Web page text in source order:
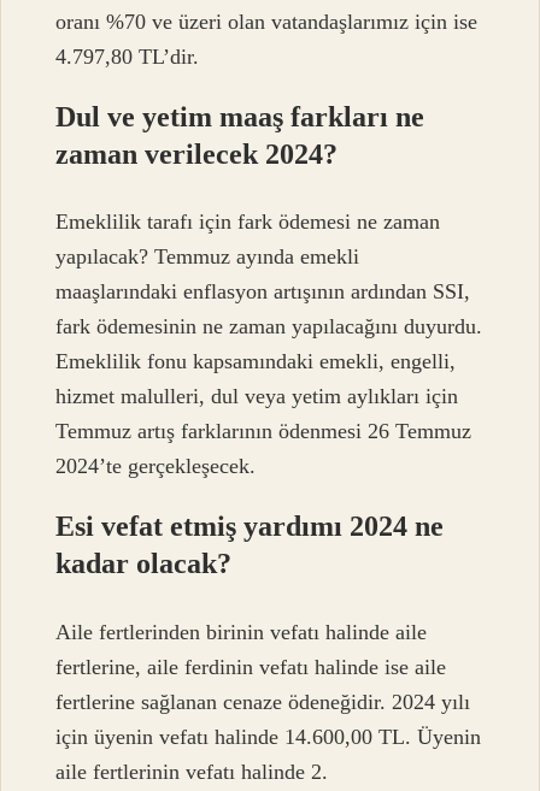
oranı %70 ve üzeri olan vatandaşlarımız için ise
4.797,80 TL’dir.
Dul ve yetim maaş farkları ne
zaman verilecek 2024?
Emeklilik tarafı için fark ödemesi ne zaman
yapılacak? Temmuz ayında emekli
maaşlarındaki enflasyon artışının ardından SSI,
fark ödemesinin ne zaman yapılacağını duyurdu.
Emeklilik fonu kapsamındaki emekli, engelli,
hizmet malulleri, dul veya yetim aylıkları için
Temmuz artış farklarının ödenmesi 26 Temmuz
2024’te gerçekleşecek.
Esi vefat etmiş yardımı 2024 ne
kadar olacak?
Aile fertlerinden birinin vefatı halinde aile
fertlerine, aile ferdinin vefatı halinde ise aile
fertlerine sağlanan cenaze ödeneğidir. 2024 yılı
için üyenin vefatı halinde 14.600,00 TL. Üyenin
aile fertlerinin vefatı halinde 2.